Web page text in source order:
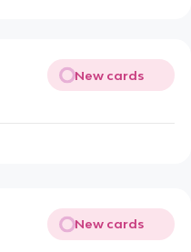
New cards
New cards